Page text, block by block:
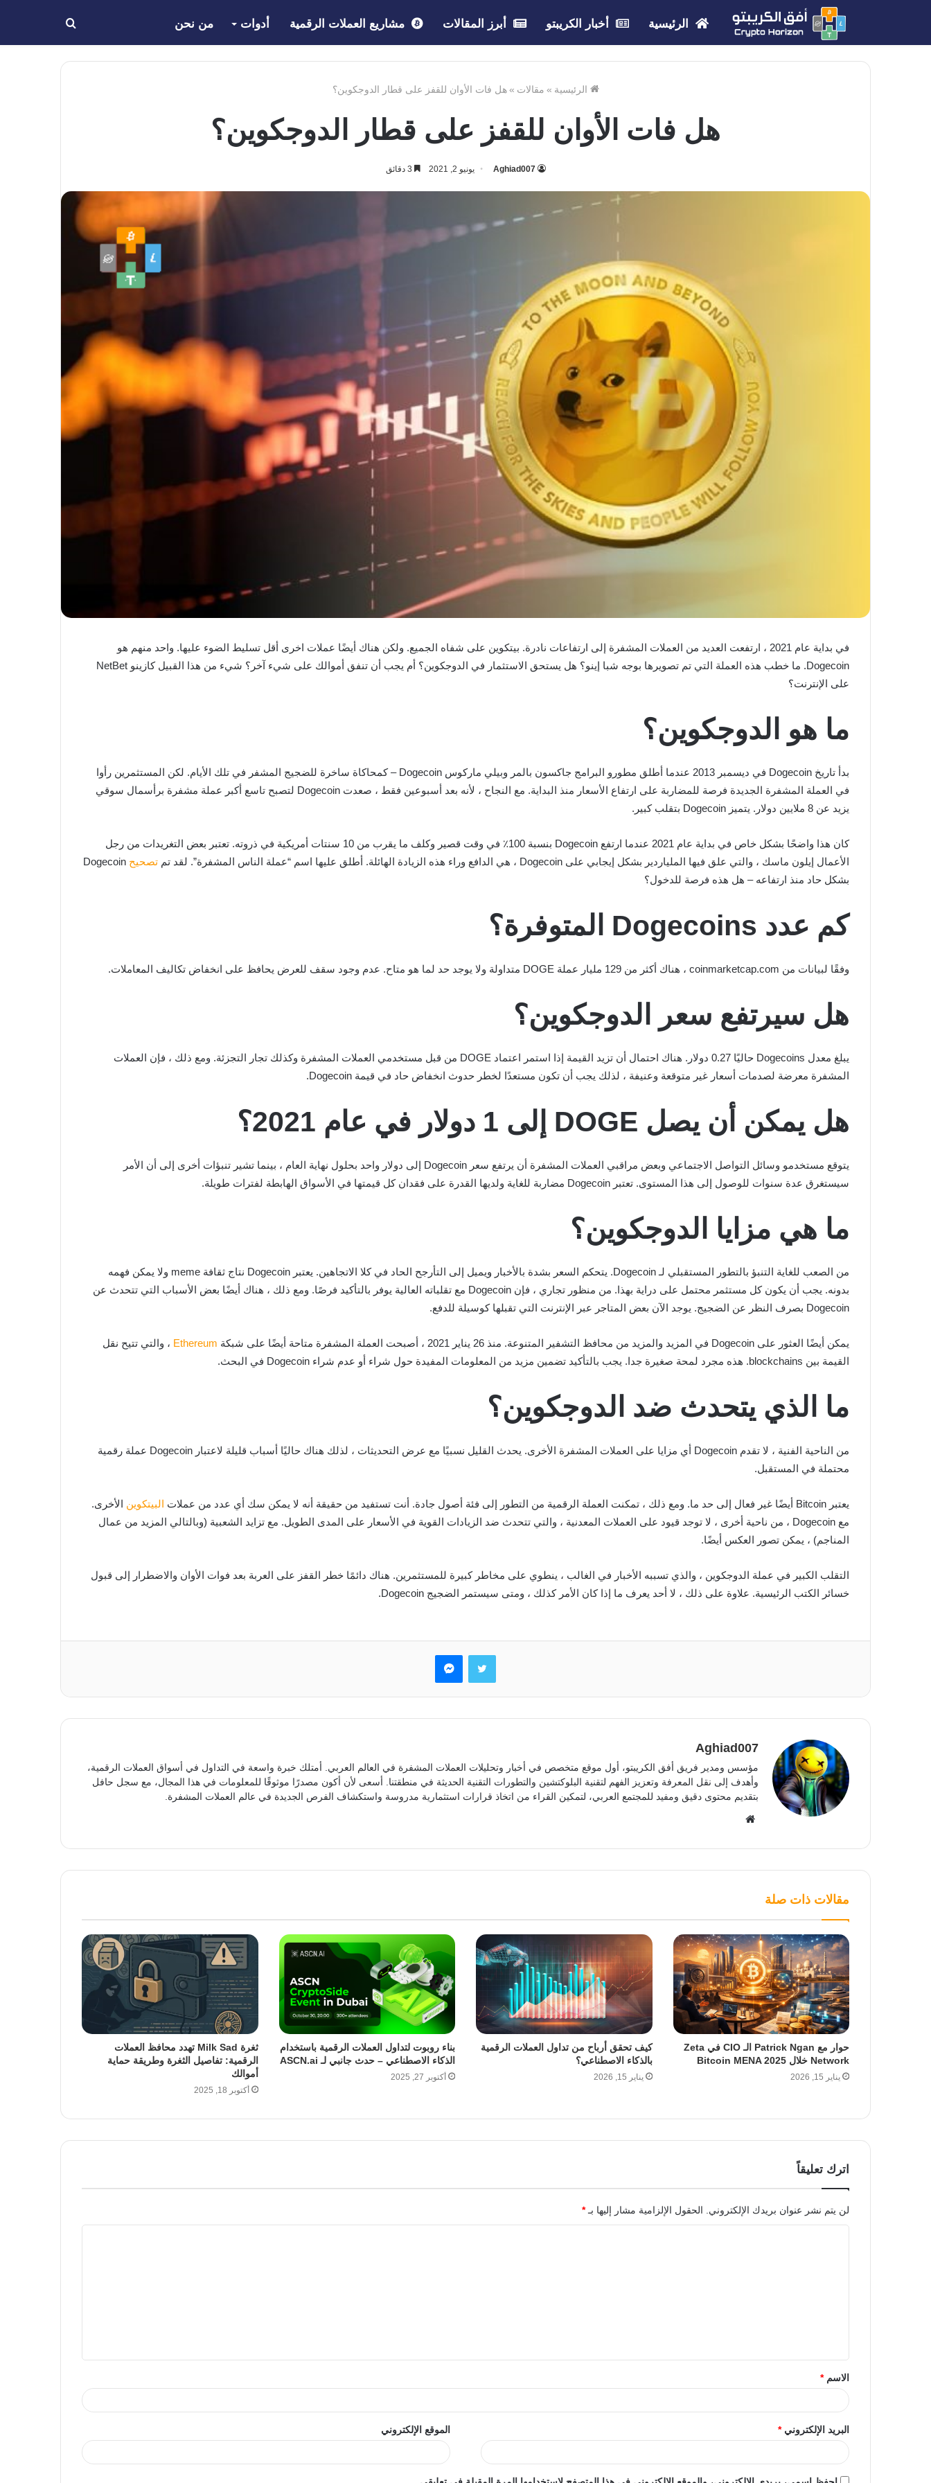
الرئيسية أخبار الكريبتو أبرز المقالات مشاريع العملات الرقمية أدوات من نحن بحث
عن
الرئيسية » مقالات » هل فات الأوان للقفز على قطار الدوجكوين؟
هل فات الأوان للقفز على قطار الدوجكوين؟
Aghiad007 يونيو 2, 2021
في بداية عام 2021 ، ارتفعت العديد من العملات المشفرة إلى ارتفاعات نادرة. بيتكوين على شفاه الجميع. ولكن هناك أيضًا عملات اخرى أقل تسليط الضوء عليها. واحد منهم هو
Dogecoin. ما خطب هذه العملة التي تم تصويرها بوجه شبا إينو؟ هل يستحق الاستثمار في الدوجكوين؟ أم يجب أن تنفق أموالك على شيء آخر؟ شيء من هذا القبيل كازينو NetBet
على الإنترنت؟
ما هو الدوجكوين؟
بدأ تاريخ Dogecoin في ديسمبر 2013 عندما أطلق مطورو البرامج جاكسون بالمر وبيلي ماركوس Dogecoin – كمحاكاة ساخرة للضجيج المشفر في تلك الأيام. لكن المستثمرين رأوا
في العملة المشفرة الجديدة فرصة للمضاربة على ارتفاع الأسعار منذ البداية. مع النجاح ، لأنه بعد أسبوعين فقط ، صعدت Dogecoin لتصبح تاسع أكبر عملة مشفرة برأسمال سوقي
يزيد عن 8 ملايين دولار. يتميز Dogecoin بتقلب كبير.
كان هذا واضحًا بشكل خاص في بداية عام 2021 عندما ارتفع Dogecoin بنسبة 100٪ في وقت قصير وكلف ما يقرب من 10 سنتات أمريكية في ذروته. تعتبر بعض التغريدات من رجل
الأعمال إيلون ماسك ، والتي علق فيها الملياردير بشكل إيجابي على Dogecoin ، هي الدافع وراء هذه الزيادة الهائلة. أطلق عليها اسم “عملة الناس المشفرة”. لقد تم
تصحيح Dogecoin
بشكل حاد منذ ارتفاعه – هل هذه فرصة للدخول؟
كم عدد Dogecoins المتوفرة؟
وفقًا لبيانات من coinmarketcap.com ، هناك أكثر من 129 مليار عملة DOGE متداولة ولا يوجد حد لما هو متاح. عدم وجود سقف للعرض يحافظ على انخفاض تكاليف المعاملات.
هل سيرتفع سعر الدوجكوين؟
يبلغ معدل Dogecoins حاليًا 0.27 دولار. هناك احتمال أن تزيد القيمة إذا استمر اعتماد DOGE من قبل مستخدمي العملات المشفرة وكذلك تجار التجزئة. ومع ذلك ، فإن العملات
المشفرة معرضة لصدمات أسعار غير متوقعة وعنيفة ، لذلك يجب أن تكون مستعدًا لخطر حدوث انخفاض حاد في قيمة Dogecoin.
هل يمكن أن يصل DOGE إلى 1 دولار في عام 2021؟
يتوقع مستخدمو وسائل التواصل الاجتماعي وبعض مراقبي العملات المشفرة أن يرتفع سعر Dogecoin إلى دولار واحد بحلول نهاية العام ، بينما تشير تنبؤات أخرى إلى أن الأمر
سيستغرق عدة سنوات للوصول إلى هذا المستوى. تعتبر Dogecoin مضاربة للغاية ولديها القدرة على فقدان كل قيمتها في الأسواق الهابطة لفترات طويلة.
ما هي مزايا الدوجكوين؟
من الصعب للغاية التنبؤ بالتطور المستقبلي لـ Dogecoin. يتحكم السعر بشدة بالأخبار ويميل إلى التأرجح الحاد في كلا الاتجاهين. يعتبر Dogecoin نتاج ثقافة meme ولا يمكن فهمه
بدونه. يجب أن يكون كل مستثمر محتمل على دراية بهذا. من منظور تجاري ، فإن Dogecoin مع تقلباته العالية يوفر بالتأكيد فرصًا. ومع ذلك ، هناك أيضًا بعض الأسباب التي تتحدث عن
Dogecoin بصرف النظر عن الضجيج. يوجد الآن بعض المتاجر عبر الإنترنت التي تقبلها كوسيلة للدفع.
يمكن أيضًا العثور على Dogecoin في المزيد والمزيد من محافظ التشفير المتنوعة. منذ 26 يناير 2021 ، أصبحت العملة المشفرة متاحة أيضًا على شبكة Ethereum ، والتي تتيح نقل
القيمة بين blockchains. هذه مجرد لمحة صغيرة جدا. يجب بالتأكيد تضمين مزيد من المعلومات المفيدة حول شراء أو عدم شراء Dogecoin في البحث.
ما الذي يتحدث ضد الدوجكوين؟
من الناحية الفنية ، لا تقدم Dogecoin أي مزايا على العملات المشفرة الأخرى. يحدث القليل نسبيًا مع عرض التحديثات ، لذلك هناك حاليًا أسباب قليلة لاعتبار Dogecoin عملة رقمية
محتملة في المستقبل.
يعتبر Bitcoin أيضًا غير فعال إلى حد ما. ومع ذلك ، تمكنت العملة الرقمية من التطور إلى فئة أصول جادة. أنت تستفيد من حقيقة أنه لا يمكن سك أي عدد من عملات البيتكوين الأخرى.
مع Dogecoin ، من ناحية أخرى ، لا توجد قيود على العملات المعدنية ، والتي تتحدث ضد الزيادات القوية في الأسعار على المدى الطويل. مع تزايد الشعبية (وبالتالي المزيد من عمال
المناجم) ، يمكن تصور العكس أيضًا.
التقلب الكبير في عملة الدوجكوين ، والذي تسببه الأخبار في الغالب ، ينطوي على مخاطر كبيرة للمستثمرين. هناك دائمًا خطر القفز على العربة بعد فوات الأوان والاضطرار إلى قبول
خسائر الكتب الرئيسية. علاوة على ذلك ، لا أحد يعرف ما إذا كان الأمر كذلك ، ومتى سيستمر الضجيج Dogecoin.
تويتر ماسنجر
Aghiad007
مؤسس ومدير فريق أفق الكريبتو، أول موقع متخصص في أخبار وتحليلات العملات المشفرة في العالم العربي. أمتلك خبرة واسعة في التداول في أسواق العملات الرقمية،
وأهدف إلى نقل المعرفة وتعزيز الفهم لتقنية البلوكتشين والتطورات التقنية الحديثة في منطقتنا. أسعى لأن أكون مصدرًا موثوقًا للمعلومات في هذا المجال، مع سجل حافل
بتقديم محتوى دقيق ومفيد للمجتمع العربي، لتمكين القراء من اتخاذ قرارات استثمارية مدروسة واستكشاف الفرص الجديدة في عالم العملات المشفرة.
مقالات ذات صلة
حوار مع Patrick Ngan الـ CIO في Zeta
Network خلال Bitcoin MENA 2025
يناير 15, 2026
كيف تحقق أرباح من تداول العملات الرقمية
بالذكاء الاصطناعي؟
يناير 15, 2026
بناء روبوت لتداول العملات الرقمية باستخدام
الذكاء الاصطناعي – حدث جانبي لـ ASCN.ai
أكتوبر 27, 2025
ثغرة Milk Sad تهدد محافظ العملات
الرقمية: تفاصيل الثغرة وطريقة حماية
أموالك
أكتوبر 18, 2025
اترك تعليقاً
لن يتم نشر عنوان بريدك الإلكتروني. الحقول الإلزامية مشار إليها بـ*
الاسم*
البريد الإلكتروني* الموقع الإلكتروني